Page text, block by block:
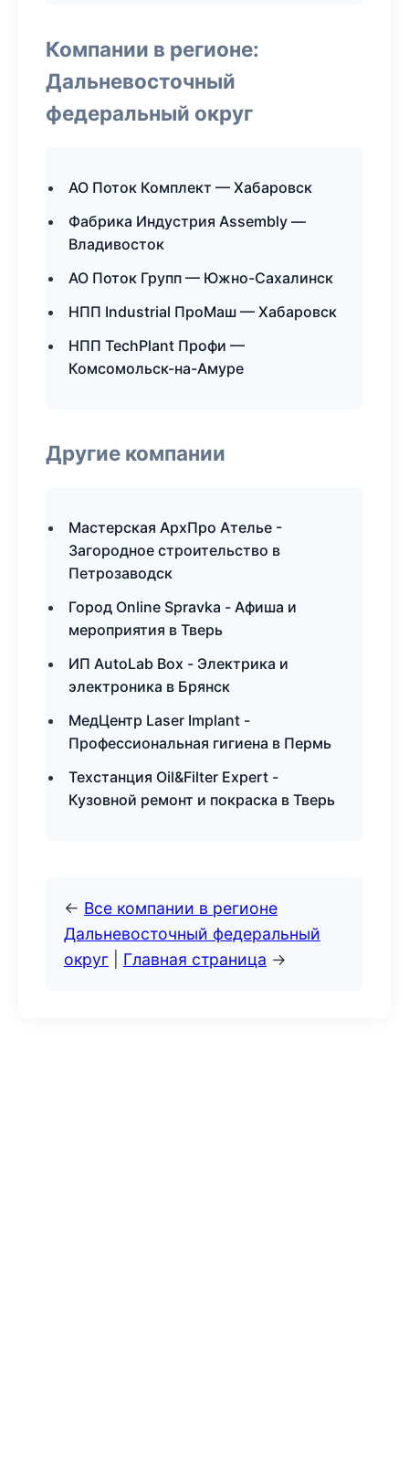
Компании в регионе:
Дальневосточный
федеральный округ
АО Поток Комплект — Хабаровск
Фабрика Индустрия Assembly —
Владивосток
АО Поток Групп — Южно-Сахалинск
НПП Industrial ПроМаш — Хабаровск
НПП TechPlant Профи —
Комсомольск-на-Амуре
Другие компании
Мастерская АрхПро Ателье -
Загородное строительство в
Петрозаводск
Город Online Spravka - Афиша и
мероприятия в Тверь
ИП AutoLab Box - Электрика и
электроника в Брянск
МедЦентр Laser Implant -
Профессиональная гигиена в Пермь
Техстанция Oil&Filter Expert -
Кузовной ремонт и покраска в Тверь
← Все компании в регионе
Дальневосточный федеральный
округ
Главная страница →